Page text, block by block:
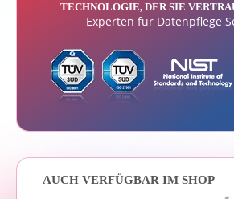
TECHNOLOGIE, DER SIE
Experten für Datenpflege
AUCH VERFÜGBAR IM SHOP